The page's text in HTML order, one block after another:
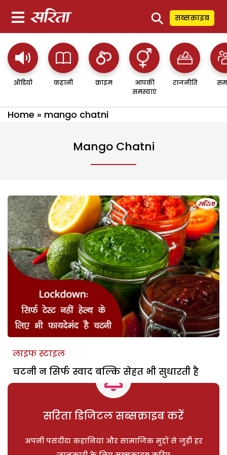
⚲ सब्सक्राइब
ऑडियो कहानी क्राइम
आपकी
समस्याएं
राजनीति
Home » mango chatni
Mango Chatni
लाइफ स्टाइल
चटनी न सिर्फ स्वाद बल्कि सेहत भी सुधारती है
सरिता डिजिटल सब्सक्राइब करें
अपनी पसंदीदा कहानियां और सामाजिक मुद्दों से जुड़ी हर